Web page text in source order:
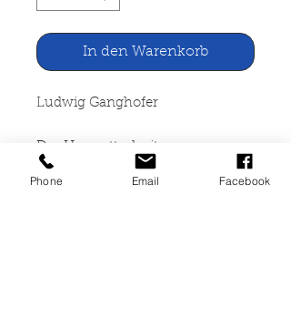
In den Warenkorb
Ludwig Ganghofer
Der Herrgottschnitzer von
Ammergau
Phone Email Facebook